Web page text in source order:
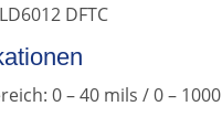
DFTC
0 – 40 mils / 0 – 1000